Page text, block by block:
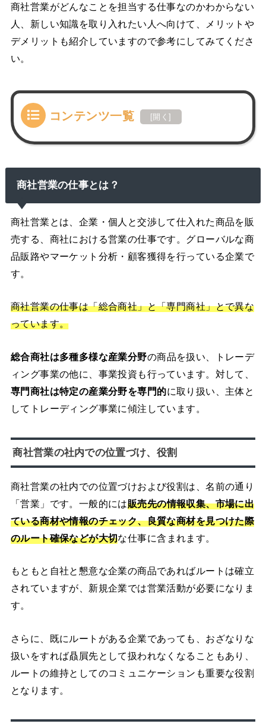
商社営業がどんなことを担当する仕事なのかわからない
人、新しい知識を取り入れたい人へ向けて、メリットや
デメリットも紹介していますので参考にしてみてくださ
い。
コンテンツ一覧 [開く ]
商社営業の仕事とは？
商社営業とは、企業・個人と交渉して仕入れた商品を販
売する、商社における営業の仕事です。グローバルな商
品販路やマーケット分析・顧客獲得を行っている企業で
す。
商社営業の仕事は「総合商社」と「専門商社」とで異な
っています。
総合商社は多種多様な産業分野の商品を扱い、トレーデ
ィング事業の他に、事業投資も行っています。対して、
専門商社は特定の産業分野を専門的に取り扱い、主体と
してトレーディング事業に傾注しています。
商社営業の社内での位置づけ、役割
商社営業の社内での位置づけおよび役割は、名前の通り
「営業」です。一般的には販売先の情報収集、市場に出
ている商材や情報のチェック、良質な商材を見つけた際
のルート確保などが大切な仕事に含まれます。
もともと自社と懇意な企業の商品であればルートは確立
されていますが、新規企業では営業活動が必要になりま
す。
さらに、既にルートがある企業であっても、おざなりな
扱いをすれば贔屓先として扱われなくなることもあり、
ルートの維持としてのコミュニケーションも重要な役割
となります。